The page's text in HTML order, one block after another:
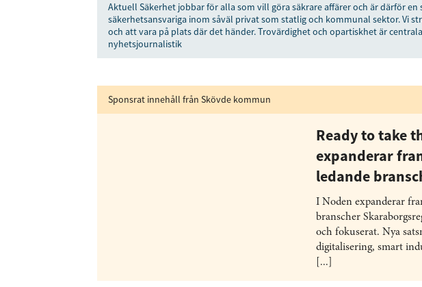
Aktuell Säkerhet jobbar för alla som vill göra säkrare affärer och är därför
säkerhetsansvariga inom såväl privat som statlig och kommunal sektor. Vi
och att vara på plats där det händer. Trovärdighet och opartiskhet är
nyhetsjournalistik
Sponsrat innehåll från Skövde kommun
Ready to take
expanderar
ledande
I Noden expanderar
branscher
och fokuserat. Nya
digitalisering, smart
[...]